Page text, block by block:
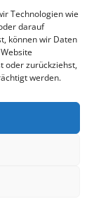
Technologien wie
darauf
können wir Daten
oder zurückziehst,
werden.